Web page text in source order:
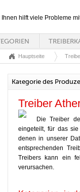
Ihnen hilft viele Probleme
Hauptseite
Kategorie des
Treiber
Die Treiber
eingeteilt, für das
denen in unserer
entsprechenden
Treibers kann ein
verursachen.